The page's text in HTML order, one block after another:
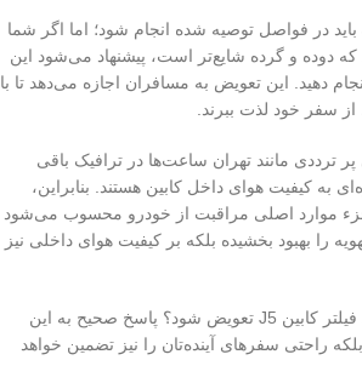
تعویض فیلتر کابین جک J5 باید در فواصل توصیه شده انجام شود؛ اما اگر شما
دوده و گرده شایع‌تر است، پیشنهاد می‌شود این
دهید. این تعویض به مسافران اجازه می‌دهد تا با
سفر خود لذت ببرند.
ترددی مانند تهران ساعت‌ها در ترافیک باقی
به کیفیت هوای داخل کابین هستند. بنابراین،
جزء موارد اصلی مراقبت از خودرو محسوب می‌شود
را بهبود بخشیده بلکه بر کیفیت هوای داخلی نیز
به نظر شما چه زمانی باید فیلتر کابین J5 تعویض شود؟ پاسخ صحیح به این
راحتی سفرهای آینده‌تان را نیز تضمین خواهد